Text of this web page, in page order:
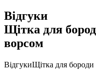
Відгуки
Щітка для
ворсом
ВідгукиЩітка для